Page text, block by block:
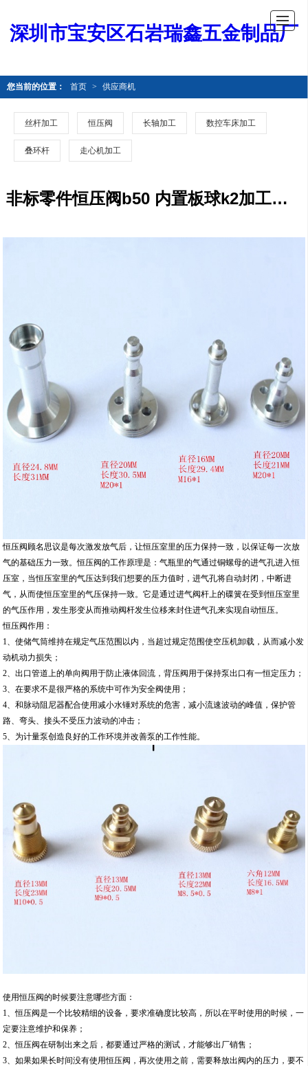
深圳市宝安区石岩瑞鑫五金制品厂
您当前的位置： 首页 > 供应商机
丝杆加工 恒压阀 长轴加工 数控车床加工
叠环杆 走心机加工
非标零件恒压阀b50 内置板球k2加工工艺 切削加工
恒压阀顾名思议是每次激发放气后，让恒压室里的压力保持一致，以保证每一次放
气的基础压力一致。恒压阀的工作原理是：气瓶里的气通过铜螺母的进气孔进入恒
压室，当恒压室里的气压达到我们想要的压力值时，进气孔将自动封闭，中断进
气，从而使恒压室里的气压保持一致。它是通过进气阀杆上的碟簧在受到恒压室里
的气压作用，发生形变从而推动阀杆发生位移来封住进气孔来实现自动恒压。
恒压阀作用：
1、使储气筒维持在规定气压范围以内，当超过规定范围使空压机卸载，从而减小发
动机动力损失；
2、出口管道上的单向阀用于防止液体回流，背压阀用于保持泵出口有一恒定压力；
3、在要求不是很严格的系统中可作为安全阀使用；
4、和脉动阻尼器配合使用减小水锤对系统的危害，减小流速波动的峰值，保护管
路、弯头、接头不受压力波动的冲击；
5、为计量泵创造良好的工作环境并改善泵的工作性能。
使用恒压阀的时候要注意哪些方面：
1、恒压阀是一个比较精细的设备，要求准确度比较高，所以在平时使用的时候，一
定要注意维护和保养；
2、恒压阀在研制出来之后，都要通过严格的测试，才能够出厂销售；
3、如果如果长时间没有使用恒压阀，再次使用之前，需要释放出阀内的压力，要不